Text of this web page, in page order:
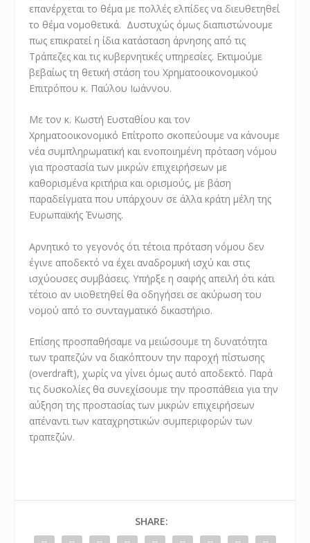
επανέρχεται το θέμα με πολλές ελπίδες να διευθετηθεί
το θέμα νομοθετικά. Δυστυχώς όμως διαπιστώνουμε
πως επικρατεί η ίδια κατάσταση άρνησης από τις
Τράπεζες και τις κυβερνητικές υπηρεσίες. Εκτιμούμε
βεβαίως τη θετική στάση του Χρηματοοικονομικού
Επιτρόπου κ. Παύλου Ιωάννου.
Με τον κ. Κωστή Ευσταθίου και τον
Χρηματοοικονομικό Επίτροπο σκοπεύουμε να κάνουμε
νέα συμπληρωματική και ενοποιημένη πρόταση νόμου
για προστασία των μικρών επιχειρήσεων με
καθορισμένα κριτήρια και ορισμούς, με βάση
παραδείγματα που υπάρχουν σε άλλα κράτη μέλη της
Ευρωπαϊκής Ένωσης.
Αρνητικό το γεγονός ότι τέτοια πρόταση νόμου δεν
έγινε αποδεκτό να έχει αναδρομική ισχύ και στις
ισχύουσες συμβάσεις. Υπήρξε η σαφής απειλή ότι κάτι
τέτοιο αν υιοθετηθεί θα οδηγήσει σε ακύρωση του
νομού από το συνταγματικό δικαστήριο.
Επίσης προσπαθήσαμε να μειώσουμε τη δυνατότητα
των τραπεζών να διακόπτουν την παροχή πίστωσης
(overdraft), χωρίς να γίνει όμως αυτό αποδεκτό. Παρά
τις δυσκολίες θα συνεχίσουμε την προσπάθεια για την
αύξηση της προστασίας των μικρών επιχειρήσεων
απέναντι των καταχρηστικών συμπεριφορών των
τραπεζών.
SHARE: